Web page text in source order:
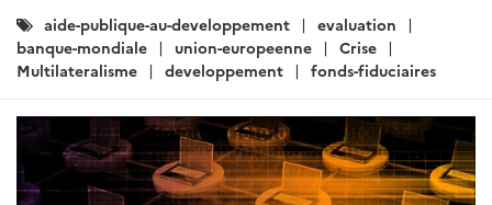
Catégories
:
aide-publique-au-developpement
evaluation
banque-mondiale
union-europeenne
Crise
Multilateralisme
developpement fonds-fiduciaires